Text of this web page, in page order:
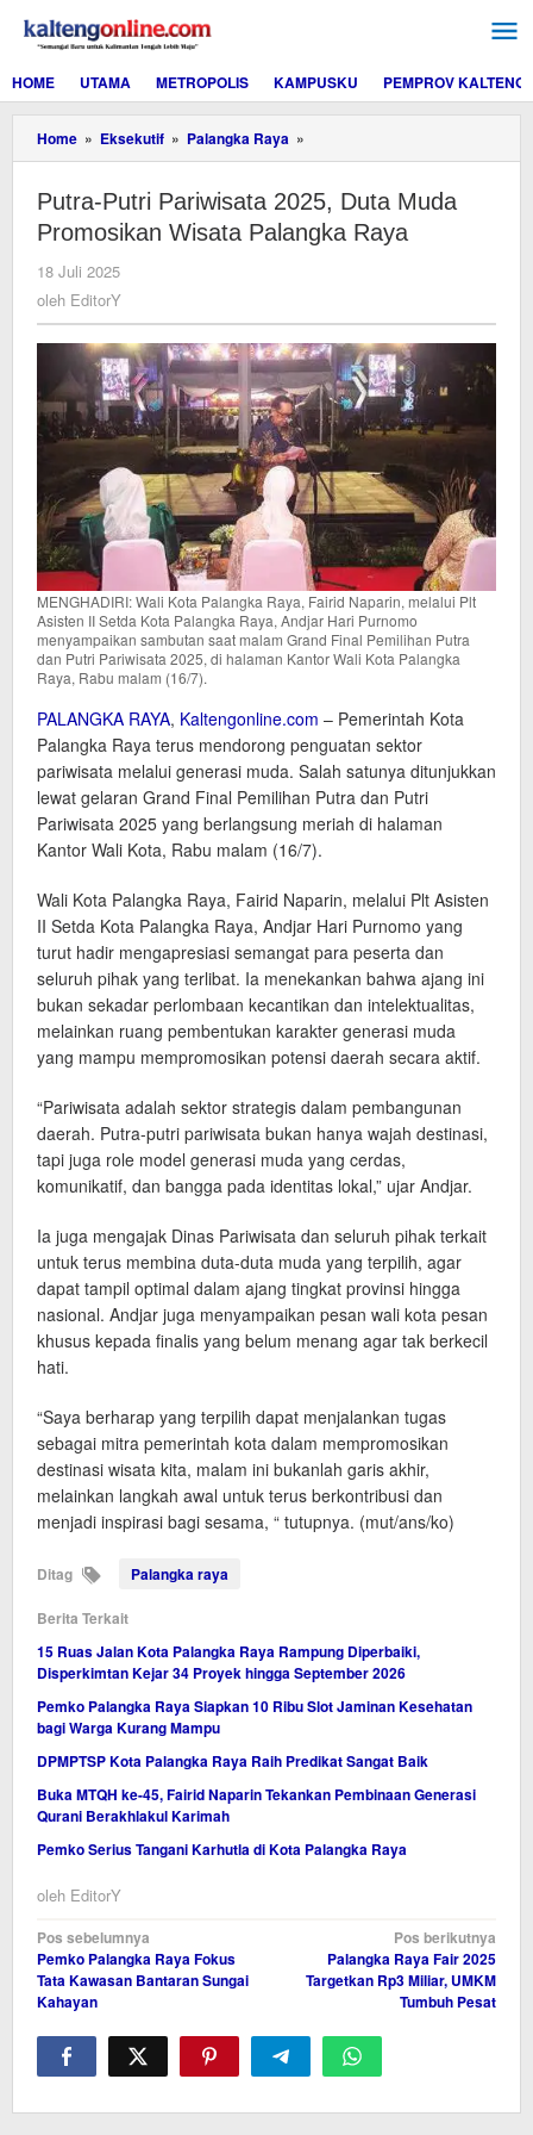
konten
HOME
UTAMA METROPOLIS KAMPUSKU PEMPROV KALTENG
Home » Eksekutif » Palangka Raya »
Putri
2025,
Duta
Muda
Raya
Putra-Putri Pariwisata 2025, Duta Muda
Promosikan Wisata Palangka Raya
18 Juli 2025
oleh EditorY
MENGHADIRI: Wali Kota Palangka Raya, Fairid Naparin, melalui Plt
Asisten II Setda Kota Palangka Raya, Andjar Hari Purnomo
menyampaikan sambutan saat malam Grand Final Pemilihan Putra
dan Putri Pariwisata 2025, di halaman Kantor Wali Kota Palangka
Raya, Rabu malam (16/7).
PALANGKA RAYA, Kaltengonline.com – Pemerintah Kota
Palangka Raya terus mendorong penguatan sektor
pariwisata melalui generasi muda. Salah satunya ditunjukkan
lewat gelaran Grand Final Pemilihan Putra dan Putri
Pariwisata 2025 yang berlangsung meriah di halaman
Kantor Wali Kota, Rabu malam (16/7).
Wali Kota Palangka Raya, Fairid Naparin, melalui Plt Asisten
II Setda Kota Palangka Raya, Andjar Hari Purnomo yang
turut hadir mengapresiasi semangat para peserta dan
seluruh pihak yang terlibat. Ia menekankan bahwa ajang ini
bukan sekadar perlombaan kecantikan dan intelektualitas,
melainkan ruang pembentukan karakter generasi muda
yang mampu mempromosikan potensi daerah secara aktif.
“Pariwisata adalah sektor strategis dalam pembangunan
daerah. Putra-putri pariwisata bukan hanya wajah destinasi,
tapi juga role model generasi muda yang cerdas,
komunikatif, dan bangga pada identitas lokal,” ujar Andjar.
Ia juga mengajak Dinas Pariwisata dan seluruh pihak terkait
untuk terus membina duta-duta muda yang terpilih, agar
dapat tampil optimal dalam ajang tingkat provinsi hingga
nasional. Andjar juga menyampaikan pesan wali kota pesan
khusus kepada finalis yang belum menang agar tak berkecil
hati.
“Saya berharap yang terpilih dapat menjalankan tugas
sebagai mitra pemerintah kota dalam mempromosikan
destinasi wisata kita, malam ini bukanlah garis akhir,
melainkan langkah awal untuk terus berkontribusi dan
menjadi inspirasi bagi sesama, “ tutupnya. (mut/ans/ko)
Ditag Palangka raya
Berita Terkait
15 Ruas Jalan Kota Palangka Raya Rampung Diperbaiki,
Disperkimtan Kejar 34 Proyek hingga September 2026
Pemko Palangka Raya Siapkan 10 Ribu Slot Jaminan Kesehatan
bagi Warga Kurang Mampu
DPMPTSP Kota Palangka Raya Raih Predikat Sangat Baik
Buka MTQH ke-45, Fairid Naparin Tekankan Pembinaan Generasi
Qurani Berakhlakul Karimah
Pemko Serius Tangani Karhutla di Kota Palangka Raya
oleh EditorY
Navigasi
pos
Pos sebelumnya
Pemko Palangka Raya Fokus
Tata Kawasan Bantaran Sungai
Kahayan
Pos berikutnya
Palangka Raya Fair 2025
Targetkan Rp3 Miliar, UMKM
Tumbuh Pesat